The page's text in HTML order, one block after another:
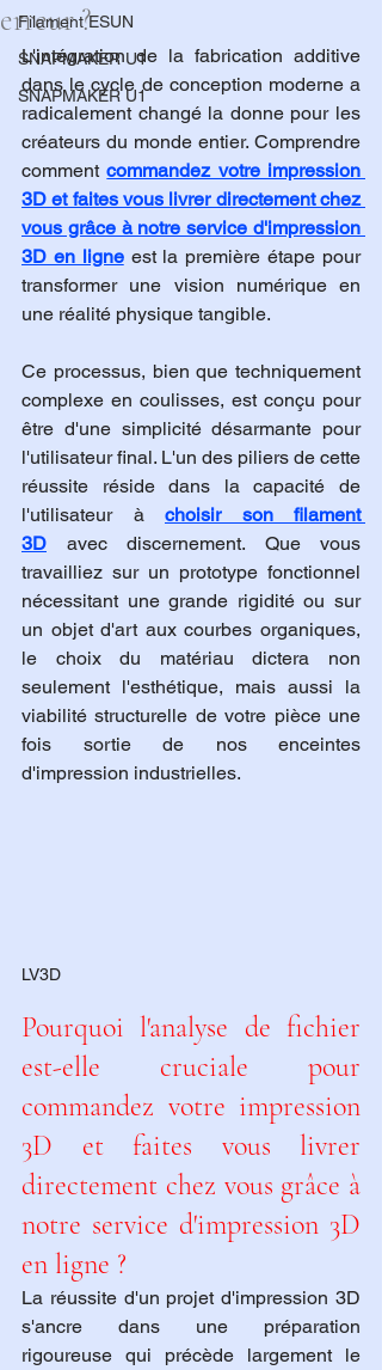
Filament ESUN
SNAPMAKER U1
SNAPMAKER U1
erreur ?
L'intégration de la fabrication additive
dans le cycle de conception moderne a
radicalement changé la donne pour les
créateurs du monde entier. Comprendre
comment commandez votre impression
3D et faites vous livrer directement chez
vous grâce à notre service d'impression
3D en ligne est la première étape pour
transformer une vision numérique en
une réalité physique tangible.
Ce processus, bien que techniquement
complexe en coulisses, est conçu pour
être d'une simplicité désarmante pour
l'utilisateur final. L'un des piliers de cette
réussite réside dans la capacité de
l'utilisateur à choisir son filament
3D avec discernement. Que vous
travailliez sur un prototype fonctionnel
nécessitant une grande rigidité ou sur
un objet d'art aux courbes organiques,
le choix du matériau dictera non
seulement l'esthétique, mais aussi la
viabilité structurelle de votre pièce une
fois sortie de nos enceintes
d'impression industrielles.
LV3D
Pourquoi l'analyse de fichier
est-elle cruciale pour
commandez votre impression
3D et faites vous livrer
directement chez vous grâce à
notre service d'impression 3D
en ligne ?
La réussite d'un projet d'impression 3D
s'ancre dans une préparation
rigoureuse qui précède largement le